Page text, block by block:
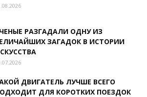
РАЗГАДАЛИ ОДНУ ИЗ
ЗАГАДОК В ИСТОРИИ
ДВИГАТЕЛЬ ЛУЧШЕ ВСЕГО
ДЛЯ КОРОТКИХ ПОЕЗДОК